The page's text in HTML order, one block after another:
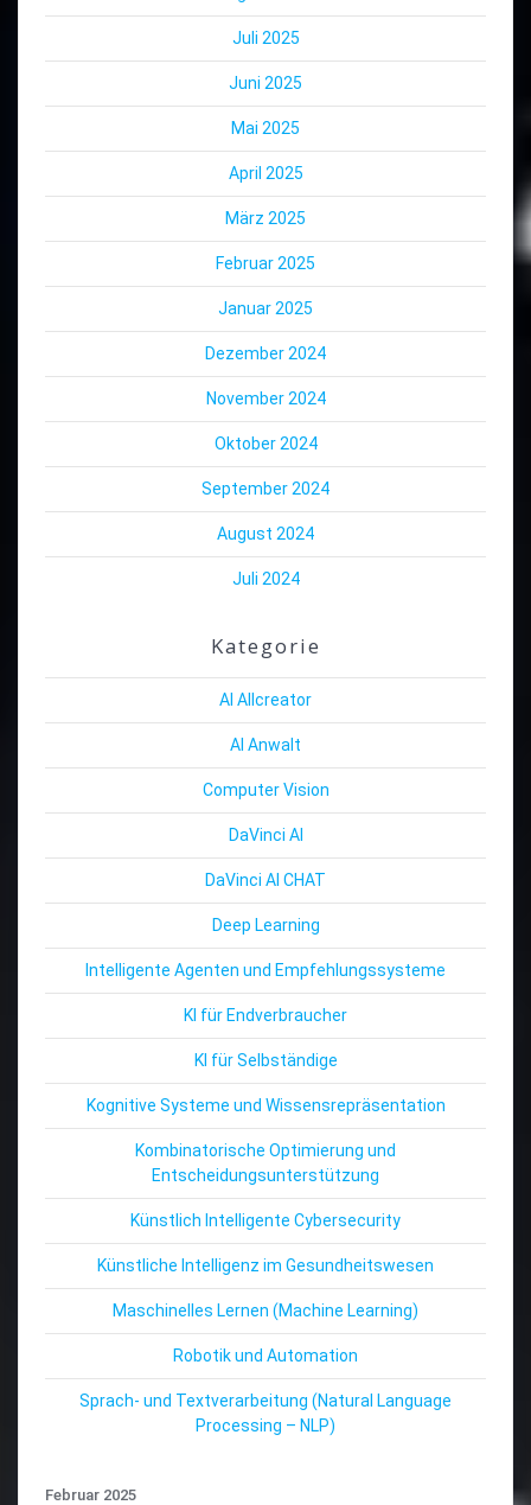
Juli 2025
Juni 2025
Mai 2025
April 2025
März 2025
Februar 2025
Januar 2025
Dezember 2024
November 2024
Oktober 2024
September 2024
August 2024
Juli 2024
Kategorie
AI Allcreator
AI Anwalt
Computer Vision
DaVinci AI
DaVinci AI CHAT
Deep Learning
Intelligente Agenten und Empfehlungssysteme
KI für Endverbraucher
KI für Selbständige
Kognitive Systeme und Wissensrepräsentation
Kombinatorische Optimierung und
Entscheidungsunterstützung
Künstlich Intelligente Cybersecurity
Künstliche Intelligenz im Gesundheitswesen
Maschinelles Lernen (Machine Learning)
Robotik und Automation
Sprach- und Textverarbeitung (Natural Language
Processing – NLP)
Februar 2025